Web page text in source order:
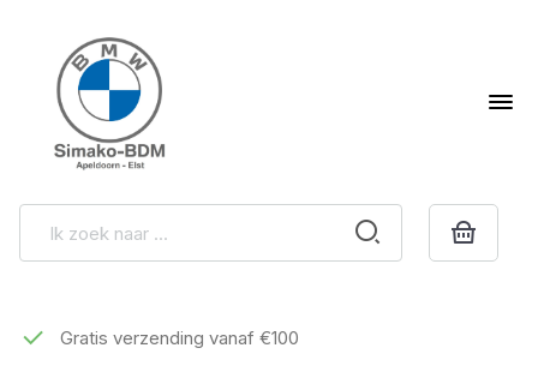
Gratis verzending vanaf €100